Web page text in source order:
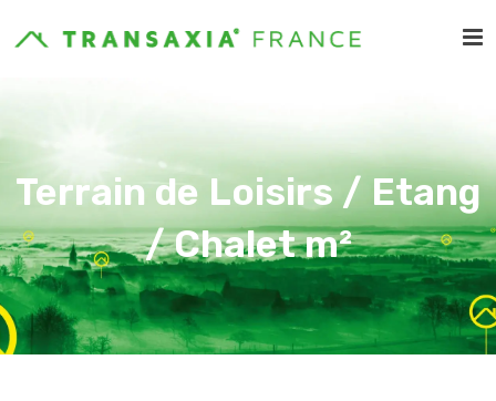
Terrain de Loisirs / Etang
/ Chalet m²